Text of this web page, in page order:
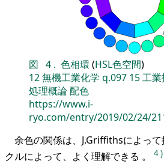
図 4 . 色相環 (HSL色空間)
12無機工業化学 q.097 15工
処理概論配色
https://www.i-
ryo.com/entry/2019/02/24/
余色の関係は、J.Griffithsによっ
クルによって、よく理解できる 。
4)